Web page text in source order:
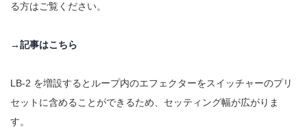
る方はご覧ください。
→記事はこちら
LB-2 を増設するとループ内のエフェクターをスイッチャーのプリ
セットに含めることができるため、セッティング幅が広がりま
す。